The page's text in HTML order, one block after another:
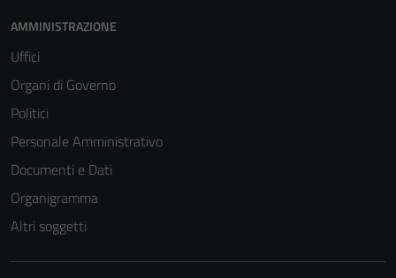
AMMINISTRAZIONE
Uffici
Organi di Governo
Politici
Personale Amministrativo
Documenti e Dati
Organigramma
Altri soggetti